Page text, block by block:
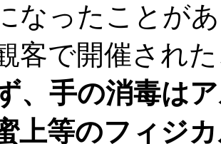
なったことが
客で開催され
、手の消毒は
上等のフィジ